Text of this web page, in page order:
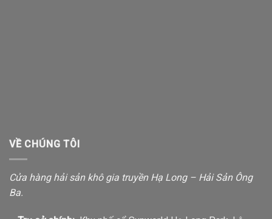
VỀ CHÚNG TÔI
Cửa hàng hải sản khô gia truyền Hạ Long – Hải Sản Ông
Ba.